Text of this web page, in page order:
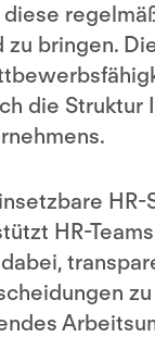
zu bringen.
die Struktur
HR-
HR-